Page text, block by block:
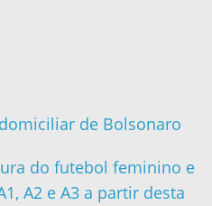
de Bolsonaro
do futebol feminino e
A2 e A3 a partir desta